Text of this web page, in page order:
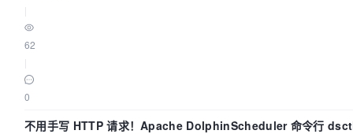
62
0
不用手写 HTTP 请求！Apache DolphinScheduler 命令行